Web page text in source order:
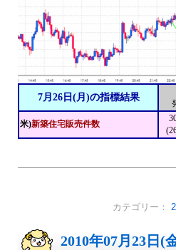
7月26日(月)の指標結果
米)新築住宅販売件数
カテゴリー：
2010年07月23日(